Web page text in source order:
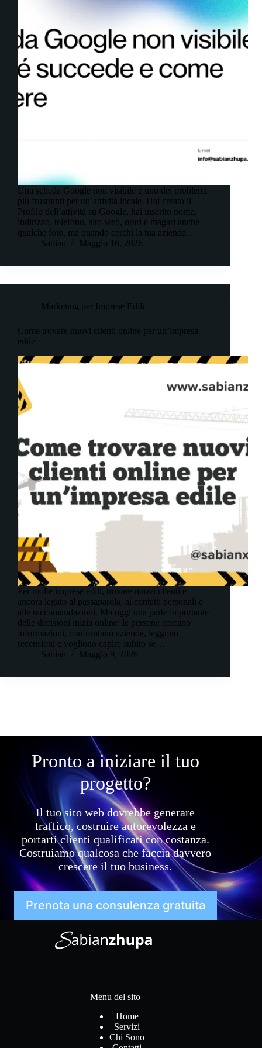
Una scheda Google non visibile è uno dei problemi
più frustranti per un’attività locale. Hai creato il
Profilo dell’attività su Google, hai inserito nome,
indirizzo, telefono, sito web, orari e magari anche
qualche foto, ma quando cerchi la tua azienda…
Sabian
Maggio 16, 2026
Marketing per Imprese Edili
Come trovare nuovi clienti online per un’impresa
edile
Per molte imprese edili, trovare nuovi clienti è
ancora legato al passaparola, ai contatti personali e
alle raccomandazioni. Ma oggi una parte importante
delle decisioni inizia online: le persone cercano
informazioni, confrontano aziende, leggono
recensioni e vogliono capire subito se…
Sabian
Maggio 9, 2026
Pronto a iniziare il tuo
progetto?
Il tuo sito web dovrebbe generare
traffico, costruire autorevolezza e
portarti clienti qualificati con costanza.
Costruiamo qualcosa che faccia davvero
crescere il tuo business.
Prenota una consulenza gratuita
Menu del sito
Home
Servizi
Chi Sono